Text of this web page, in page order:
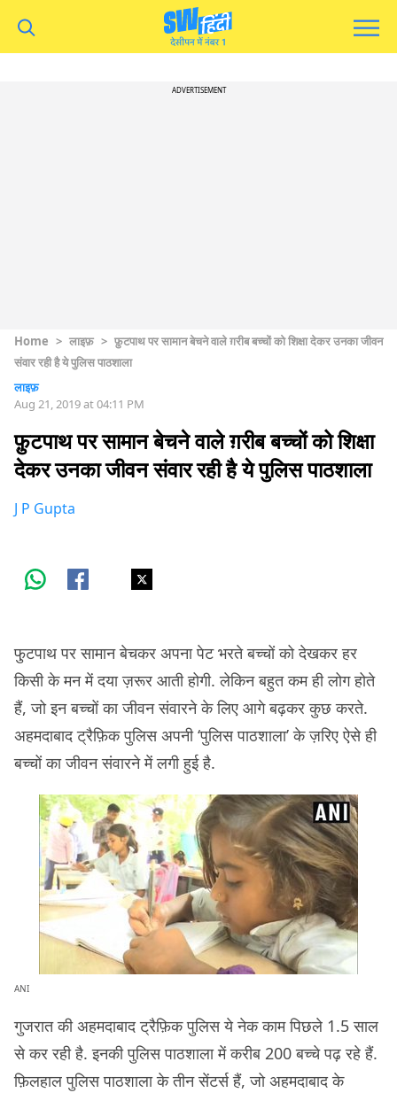
ADVERTISEMENT
Home > लाइफ़ > फ़ुटपाथ पर सामान बेचने वाले ग़रीब बच्चों को शिक्षा देकर उनका जीवन
संवार रही है ये पुलिस पाठशाला
लाइफ़
Aug 21, 2019 at 04:11 PM
फ़ुटपाथ पर सामान बेचने वाले ग़रीब बच्चों को शिक्षा
देकर उनका जीवन संवार रही है ये पुलिस पाठशाला
J P Gupta
फु़टपाथ पर सामान बेचकर अपना पेट भरते बच्चों को देखकर हर
किसी के मन में दया ज़रूर आती होगी. लेकिन बहुत कम ही लोग होते
हैं, जो इन बच्चों का जीवन संवारने के लिए आगे बढ़कर कुछ करते.
अहमदाबाद ट्रैफ़िक पुलिस अपनी ‘पुलिस पाठशाला’ के ज़रिए ऐसे ही
बच्चों का जीवन संवारने में लगी हुई है.
ANI
गुजरात की अहमदाबाद ट्रैफ़िक पुलिस ये नेक काम पिछले 1.5 साल
से कर रही है. इनकी पुलिस पाठशाला में करीब 200 बच्चे पढ़ रहे हैं.
फ़िलहाल पुलिस पाठशाला के तीन सेंटर्स हैं, जो अहमदाबाद के